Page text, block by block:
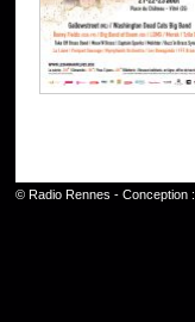
© Radio Rennes - Conception :